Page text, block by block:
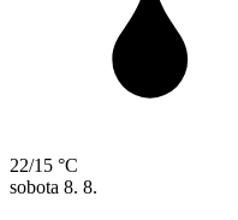
22/15 °C
sobota 8. 8.